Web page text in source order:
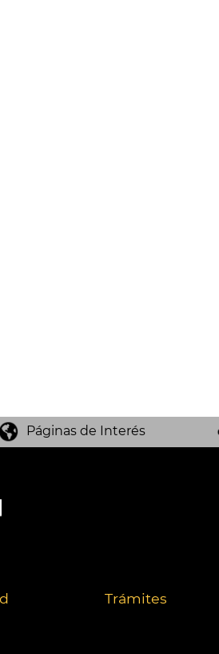
Páginas de Interés
Trámites